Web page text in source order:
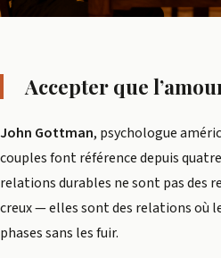
Accepter que
John Gottman, psychologue
couples font référence depuis
relations durables ne sont pas des
creux — elles sont des relations où
phases sans les fuir.